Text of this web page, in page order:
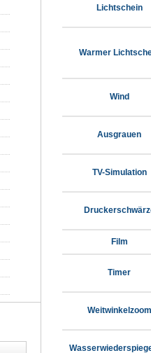
Lichtschein
Warmer
Wind
Ausgrauen
TV-Simulation
Film
Timer
Weitwinkelzoom